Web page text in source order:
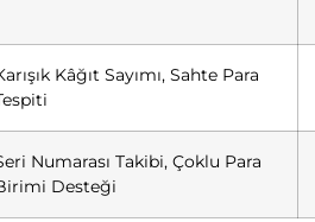
Kâğıt Sayımı, Sahte Para
Numarası Takibi, Çoklu Para
Desteği